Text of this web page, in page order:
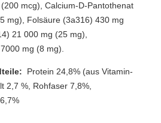
mcg), Calcium-D-Pantothenat
mg), Folsäure (3a316) 430 mg
21 000 mg (25 mg),
mg (8 mg).
Protein 24,8% (aus Vitamin-
2,7 %, Rohfaser 7,8%,